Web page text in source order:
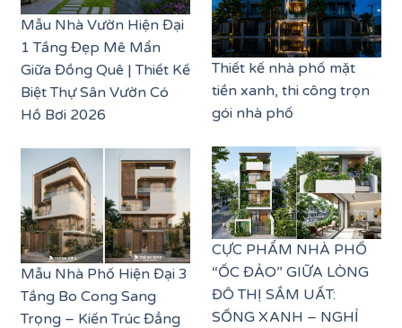
Mẫu Nhà Vườn Hiện Đại
1 Tầng Đẹp Mê Mẩn
Giữa Đồng Quê | Thiết Kế
Biệt Thự Sân Vườn Có
Hồ Bơi 2026
Mẫu Nhà Phố Hiện Đại 3
Tầng Bo Cong Sang
Trọng – Kiến Trúc Đẳng
Thiết kế nhà phố mặt
tiền xanh, thi công trọn
gói nhà phố
CỰC PHẨM NHÀ PHỐ
“ỐC ĐẢO” GIỮA LÒNG
ĐÔ THỊ SẦM UẤT:
SỐNG XANH – NGHỈ